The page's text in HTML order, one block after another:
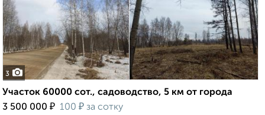
3
Участок 60000 сот., садоводство, 5 км от города
3 500 000 ₽ 100 ₽ за сотку